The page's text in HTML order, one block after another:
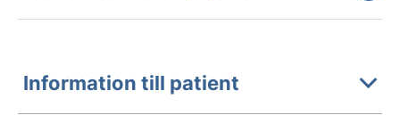
Information till patient